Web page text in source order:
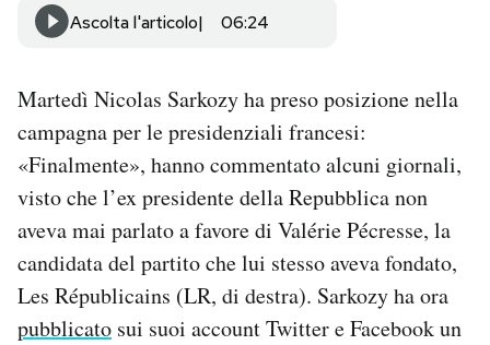
CALENDARIO
AREA PERSONALE
Newsletter
Notifiche mobile
Regala il Post
Hai bisogno di aiuto?
Esci
Ascolta l'articolo 06:24
Martedì Nicolas Sarkozy ha preso posizione nella
campagna per le presidenziali francesi:
«Finalmente», hanno commentato alcuni giornali,
visto che l’ex presidente della Repubblica non
aveva mai parlato a favore di Valérie Pécresse, la
candidata del partito che lui stesso aveva fondato,
Les Républicains (LR, di destra). Sarkozy ha ora
pubblicato sui suoi account Twitter e Facebook un